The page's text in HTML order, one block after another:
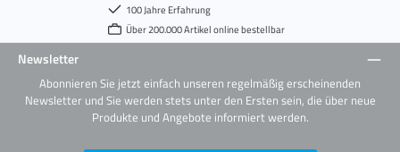
100 Jahre Erfahrung
Über 200.000 Artikel online bestellbar
Newsletter
Abonnieren Sie jetzt einfach unseren regelmäßig erscheinenden
Newsletter und Sie werden stets unter den Ersten sein, die über neue
Produkte und Angebote informiert werden.